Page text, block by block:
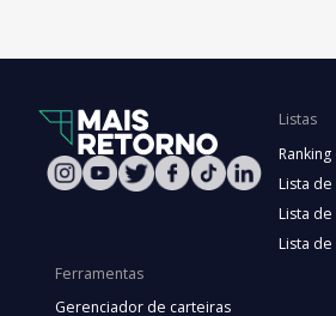
Listas
Lista de
Lista
Lista
Ferramentas
Gerenciador de carteiras